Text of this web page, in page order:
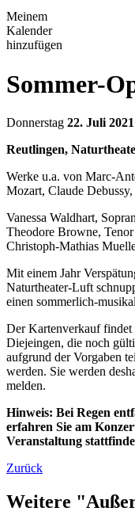
Meinem
Kalender
hinzufügen
Sommer-
Donnerstag 22. Juli 2021
Reutlingen,
Werke u.a. von Marc-
Mozart, Claude
Vanessa Waldhart, Sopran
Theodore Browne, Tenor
Christoph-Mathias
Mit einem Jahr
Naturtheater-Luft
einen sommerlich-
Der Kartenverkauf findet
Diejeingen, die noch
aufgrund der Vorgaben
werden. Sie werden
melden.
Hinweis: Bei Regen
erfahren Sie am
Veranstaltung
Zurück
Weitere